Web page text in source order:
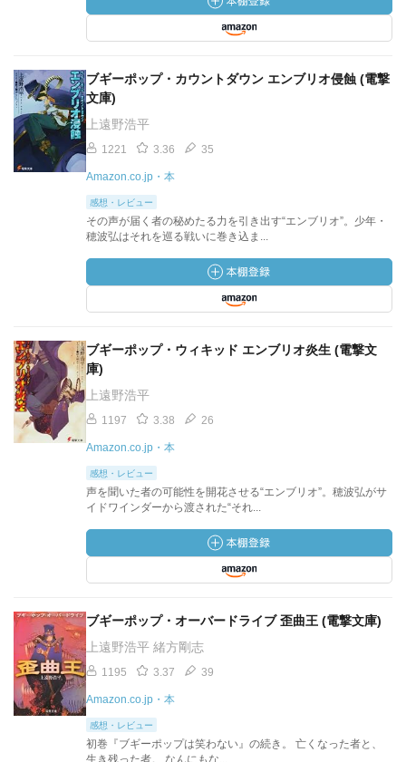
ブギーポップ・カウントダウン エンブリオ侵蝕 (電撃
文庫)
上遠野浩平
1221 3.36 35
Amazon.co.jp・本
感想・レビュー
その声が届く者の秘めたる力を引き出す“エンブリオ”。少年・
穂波弘はそれを巡る戦いに巻き込ま...
ブギーポップ・ウィキッド エンブリオ炎生 (電撃文
庫)
上遠野浩平
1197 3.38 26
Amazon.co.jp・本
感想・レビュー
声を聞いた者の可能性を開花させる“エンブリオ”。穂波弘がサ
イドワインダーから渡された“それ...
ブギーポップ・オーバードライブ 歪曲王 (電撃文庫)
上遠野浩平 緒方剛志
1195 3.37 39
Amazon.co.jp・本
感想・レビュー
初巻『ブギーポップは笑わない』の続き。 亡くなった者と、
生き残った者。 なんにもな...